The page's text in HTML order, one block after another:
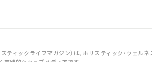
ィックライフマガジン）は、ホリスティック・ウェル